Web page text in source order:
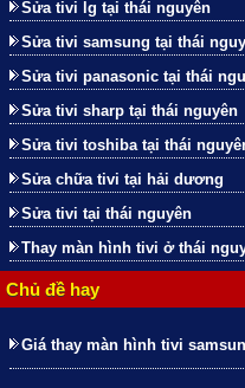
Sửa tivi lg tại thái nguyên
Sửa tivi samsung tại thái
Sửa tivi panasonic tại thái
Sửa tivi sharp tại thái nguyên
Sửa tivi toshiba tại thái
Sửa chữa tivi tại hải dương
Sửa tivi tại thái nguyên
Thay màn hình tivi ở thái
Chủ đề hay
Giá thay màn hình tivi